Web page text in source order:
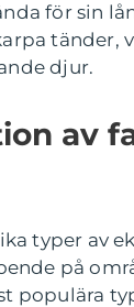
för sin
tänder,
djur.
av
typer av
på
populära